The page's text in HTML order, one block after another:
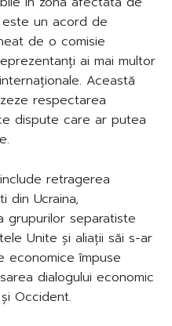
un acord de
de o comisie
ai mai multor
Această
respectarea
dispute care ar putea
retragerea
din Ucraina,
grupurilor separatiste
Unite și aliații săi s-ar
economice împuse
dialogului economic
Occident.